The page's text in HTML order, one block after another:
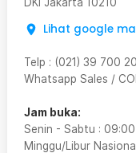
Lihat google
Telp : (021) 39 700
Whatsapp Sales /
Jam buka:
Senin - Sabtu : 09:00
Minggu/Libur Nasional